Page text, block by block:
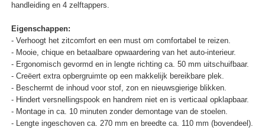
handleiding en 4 zelftappers.
Eigenschappen:
- Verhoogt het zitcomfort en een must om comfortabel te reizen.
- Mooie, chique en betaalbare opwaardering van het auto-interieur.
- Ergonomisch gevormd en in lengte richting ca. 50 mm uitschuifbaar.
- Creëert extra opbergruimte op een makkelijk bereikbare plek.
- Beschermt de inhoud voor stof, zon en nieuwsgierige blikken.
- Hindert versnellingspook en handrem niet en is verticaal opklapbaar.
- Montage in ca. 10 minuten zonder demontage van de stoelen.
- Lengte ingeschoven ca. 270 mm en breedte ca. 110 mm (bovendeel).